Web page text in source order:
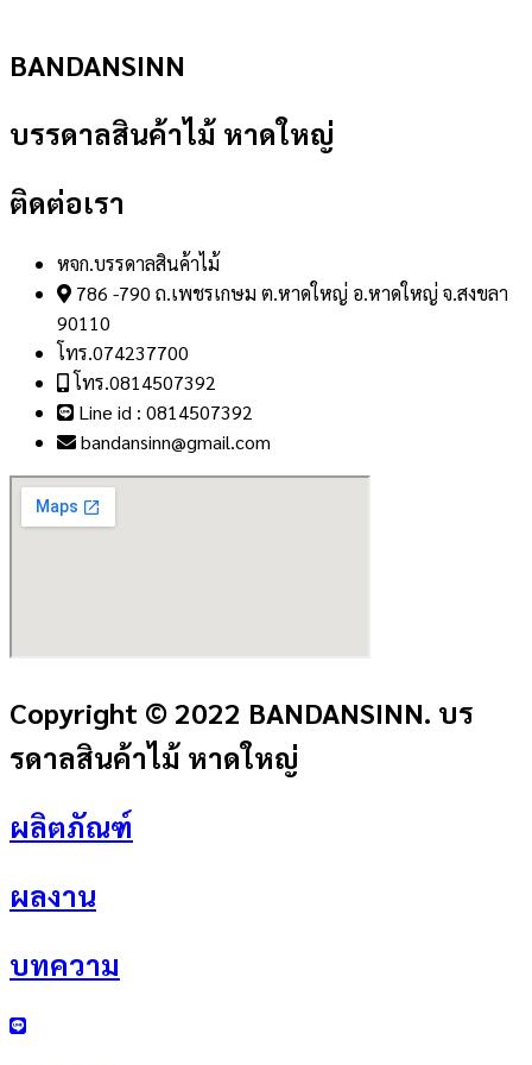
BANDANSINN
บรรดาลสินค้าไม้ หาดใหญ่
ติดต่อเรา
หจก.บรรดาลสินค้าไม้
786 -790 ถ.เพชรเกษม ต.หาดใหญ่ อ.หาดใหญ่ จ.สงขลา
90110
โทร.074237700
โทร.0814507392
Line id : 0814507392
bandansinn@gmail.com
Copyright © 2022 BANDANSINN. บร
รดาลสินค้าไม้ หาดใหญ่
ผลิตภัณฑ์
ผลงาน
บทความ